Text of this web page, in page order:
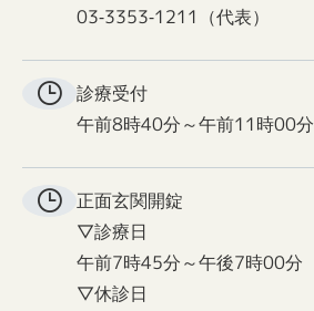
03-3353-1211（代表）
診療受付
午前8時40分～午前11時00分
正面玄関開錠
▽診療日
午前7時45分～午後7時00分
▽休診日